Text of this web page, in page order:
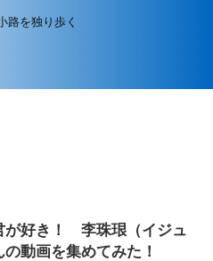
を独り歩く
が好き！ 李珠珢（イジュ
動画を集めてみた！